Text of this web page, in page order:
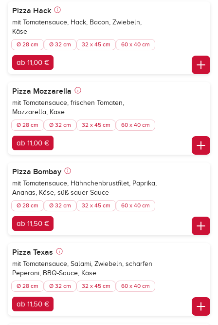
Pizza Hack
mit Tomatensauce, Hack, Bacon, Zwiebeln,
Käse
Ø 28 cm Ø 32 cm 32 x 45 cm 60 x 40 cm
ab 11,00 €
Pizza Mozzarella
mit Tomatensauce, frischen Tomaten,
Mozzarella, Käse
Ø 28 cm Ø 32 cm 32 x 45 cm 60 x 40 cm
ab 11,00 €
Pizza Bombay
mit Tomatensauce, Hähnchenbrustfilet, Paprika,
Ananas, Käse, süß-sauer Sauce
Ø 28 cm Ø 32 cm 32 x 45 cm 60 x 40 cm
ab 11,50 €
Pizza Texas
mit Tomatensauce, Salami, Zwiebeln, scharfen
Peperoni, BBQ-Sauce, Käse
Ø 28 cm Ø 32 cm 32 x 45 cm 60 x 40 cm
ab 11,50 €